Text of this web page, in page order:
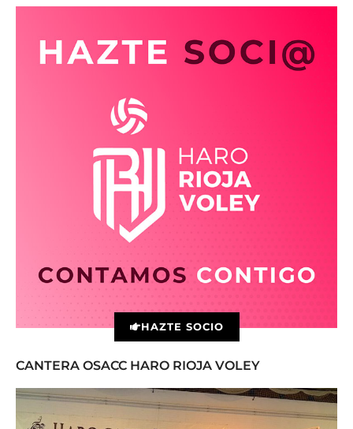
HAZTE SOCIO
CANTERA OSACC HARO RIOJA VOLEY